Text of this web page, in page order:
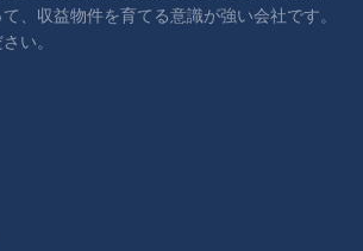
、収益物件を育てる意識が強い会社です。
い。